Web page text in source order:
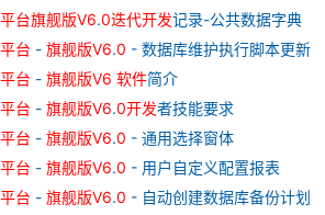
平台旗舰版V6.0迭代开发记录-公共数据字典
平台 - 旗舰版V6.0 - 数据库维护执行脚本更新
平台 - 旗舰版V6 软件简介
平台 - 旗舰版V6.0开发者技能要求
平台 - 旗舰版V6.0 - 通用选择窗体
平台 - 旗舰版V6.0 - 用户自定义配置报表
平台 - 旗舰版V6.0 - 自动创建数据库备份计划